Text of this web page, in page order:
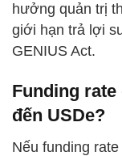
hưởng quản trị
giới hạn trả lợi
GENIUS Act.
Funding
đến USDe?
Nếu funding